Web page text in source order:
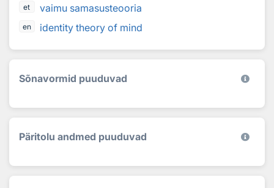
et vaimu samasusteooria
en identity theory of mind
Sõnavormid puuduvad
Päritolu andmed puuduvad